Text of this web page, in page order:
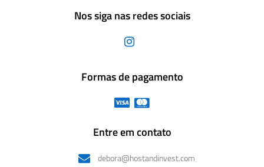
Nos siga nas redes sociais
Formas de pagamento
Entre em contato
debora@hostandinvest.com